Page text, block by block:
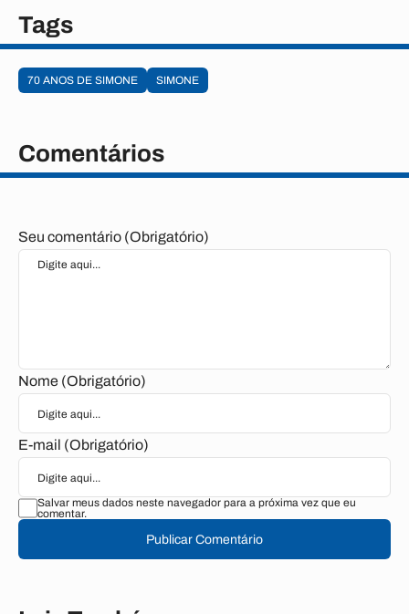
Tags
70 ANOS DE SIMONE SIMONE
Comentários
Seu comentário (Obrigatório)
Nome (Obrigatório)
E-mail (Obrigatório)
Salvar meus dados neste navegador para a próxima vez que eu
comentar.
Publicar Comentário